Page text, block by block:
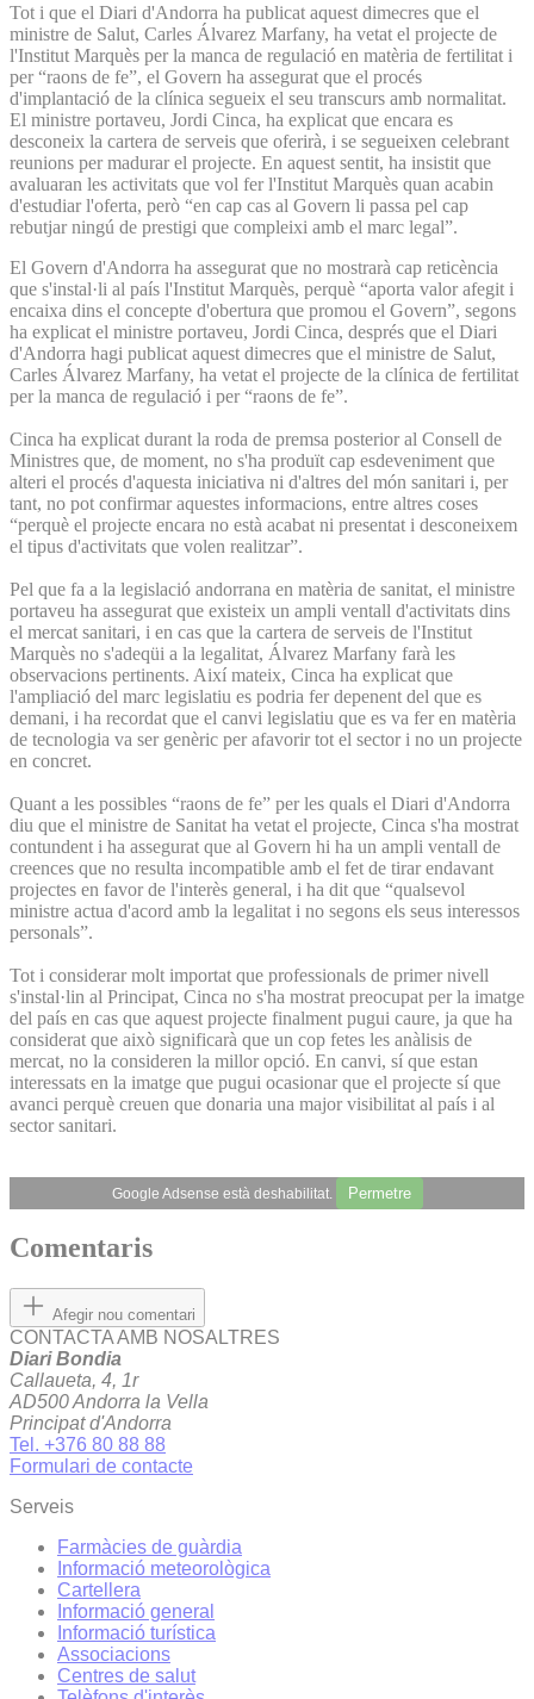
Tot i que el Diari d'Andorra ha publicat aquest dimecres que el
ministre de Salut, Carles Álvarez Marfany, ha vetat el projecte de
l'Institut Marquès per la manca de regulació en matèria de fertilitat i
per “raons de fe”, el Govern ha assegurat que el procés
d'implantació de la clínica segueix el seu transcurs amb normalitat.
El ministre portaveu, Jordi Cinca, ha explicat que encara es
desconeix la cartera de serveis que oferirà, i se segueixen celebrant
reunions per madurar el projecte. En aquest sentit, ha insistit que
avaluaran les activitats que vol fer l'Institut Marquès quan acabin
d'estudiar l'oferta, però “en cap cas al Govern li passa pel cap
rebutjar ningú de prestigi que compleixi amb el marc legal”.
El Govern d'Andorra ha assegurat que no mostrarà cap reticència
que s'instal·li al país l'Institut Marquès, perquè “aporta valor afegit i
encaixa dins el concepte d'obertura que promou el Govern”, segons
ha explicat el ministre portaveu, Jordi Cinca, després que el Diari
d'Andorra hagi publicat aquest dimecres que el ministre de Salut,
Carles Álvarez Marfany, ha vetat el projecte de la clínica de fertilitat
per la manca de regulació i per “raons de fe”.
Cinca ha explicat durant la roda de premsa posterior al Consell de
Ministres que, de moment, no s'ha produït cap esdeveniment que
alteri el procés d'aquesta iniciativa ni d'altres del món sanitari i, per
tant, no pot confirmar aquestes informacions, entre altres coses
“perquè el projecte encara no està acabat ni presentat i desconeixem
el tipus d'activitats que volen realitzar”.
Pel que fa a la legislació andorrana en matèria de sanitat, el ministre
portaveu ha assegurat que existeix un ampli ventall d'activitats dins
el mercat sanitari, i en cas que la cartera de serveis de l'Institut
Marquès no s'adeqüi a la legalitat, Álvarez Marfany farà les
observacions pertinents. Així mateix, Cinca ha explicat que
l'ampliació del marc legislatiu es podria fer depenent del que es
demani, i ha recordat que el canvi legislatiu que es va fer en matèria
de tecnologia va ser genèric per afavorir tot el sector i no un projecte
en concret.
Quant a les possibles “raons de fe” per les quals el Diari d'Andorra
diu que el ministre de Sanitat ha vetat el projecte, Cinca s'ha mostrat
contundent i ha assegurat que al Govern hi ha un ampli ventall de
creences que no resulta incompatible amb el fet de tirar endavant
projectes en favor de l'interès general, i ha dit que “qualsevol
ministre actua d'acord amb la legalitat i no segons els seus interessos
personals”.
Tot i considerar molt importat que professionals de primer nivell
s'instal·lin al Principat, Cinca no s'ha mostrat preocupat per la imatge
del país en cas que aquest projecte finalment pugui caure, ja que ha
considerat que això significarà que un cop fetes les anàlisis de
mercat, no la consideren la millor opció. En canvi, sí que estan
interessats en la imatge que pugui ocasionar que el projecte sí que
avanci perquè creuen que donaria una major visibilitat al país i al
sector sanitari.
Google Adsense està deshabilitat. Permetre
Comentaris
Afegir nou comentari
CONTACTA AMB NOSALTRES
Diari Bondia
Callaueta, 4, 1r
AD500 Andorra la Vella
Principat d'Andorra
Tel. +376 80 88 88
Formulari de contacte
Serveis
Farmàcies de guàrdia
Informació meteorològica
Cartellera
Informació general
Informació turística
Associacions
Centres de salut